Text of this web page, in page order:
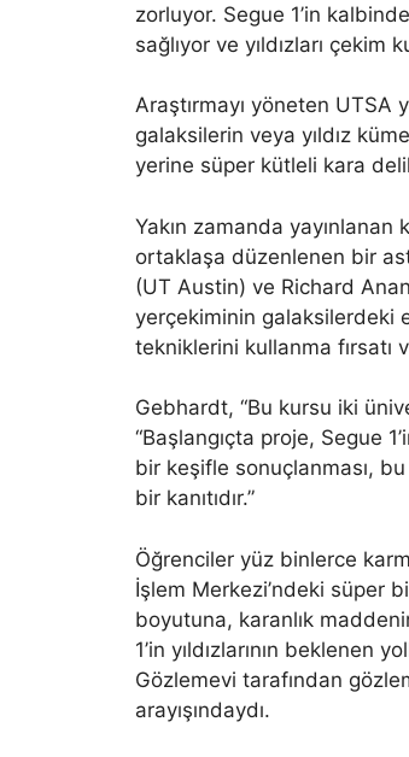
zorluyor. Segue 1’in
sağlıyor ve yıldızları çekim
Araştırmayı yöneten UTSA
galaksilerin veya yıldız
yerine süper kütleli kara
Yakın zamanda yayınlanan
ortaklaşa düzenlenen bir
(UT Austin) ve Richard
yerçekiminin galaksilerdeki
tekniklerini kullanma fırsatı
Gebhardt, “Bu kursu iki
“Başlangıçta proje, Segue
bir keşifle sonuçlanması, bu
bir kanıtıdır.”
Öğrenciler yüz binlerce
İşlem Merkezi’ndeki süper
boyutuna, karanlık
1’in yıldızlarının beklenen
Gözlemevi tarafından
arayışındaydı.